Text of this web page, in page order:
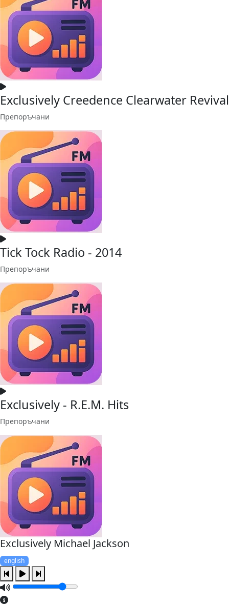
Exclusively Creedence Clearwater Revival
Препоръчани
Tick Tock Radio - 2014
Препоръчани
Exclusively - R.E.M. Hits
Препоръчани
Exclusively Michael Jackson
english